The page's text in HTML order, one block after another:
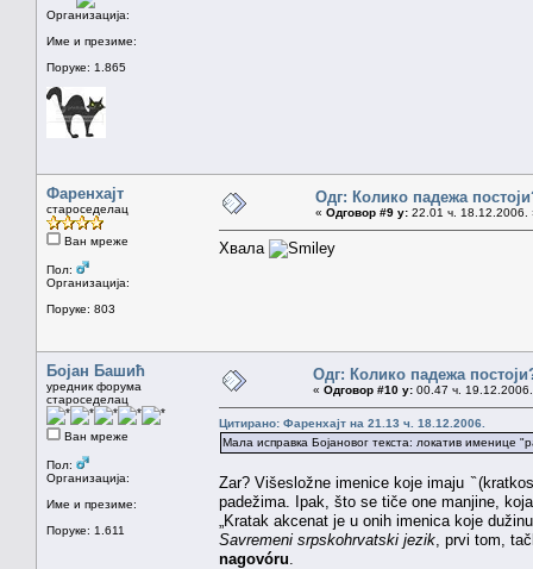
Организација:
Име и презиме:
Поруке: 1.865
Фаренхајт
староседелац
Ван мреже
Пол:
Организација:
Поруке: 803
Одг: Колико падежа
« Одговор #9 у: 22.01 ч. 18.12.2006.
Хвала
Бојан Башић
уредник форума
староседелац
Ван мреже
Пол:
Организација:
Име и презиме:
Поруке: 1.611
Одг: Колико падежа
« Одговор #10 у: 00.47 ч.
Цитирано: Фаренхајт на 21.13 ч. 18.12.2006.
Мала исправка Бојановог текста: локатив именице
Zar? Višesložne imenice koje imaju
padežima. Ipak, što se tiče one manjine,
„Kratak akcenat je u onih imenica koje
Savremeni srpskohrvatski jezik , prvi tom,
nagovóru